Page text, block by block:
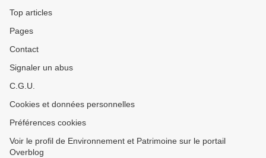
Top articles
Pages
Contact
Signaler un abus
C.G.U.
Cookies et données personnelles
Préférences cookies
Voir le profil de Environnement et Patrimoine sur le portail
Overblog